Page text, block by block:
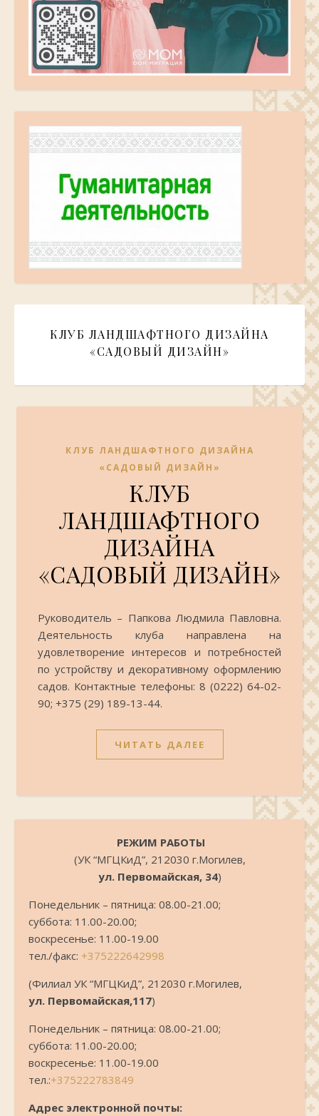
КЛУБ ЛАНДШАФТНОГО ДИЗАЙНА
«САДОВЫЙ ДИЗАЙН»
КЛУБ ЛАНДШАФТНОГО ДИЗАЙНА
«САДОВЫЙ ДИЗАЙН»
КЛУБ
ЛАНДШАФТНОГО
ДИЗАЙНА
«САДОВЫЙ ДИЗАЙН»
Руководитель – Папкова Людмила Павловна.
Деятельность клуба направлена на
удовлетворение интересов и потребностей
по устройству и декоративному оформлению
садов. Контактные телефоны: 8 (0222) 64-02-
90; +375 (29) 189-13-44.
ЧИТАТЬ ДАЛЕЕ
.РЕЖИМ РАБОТЫ
(УК “МГЦКиД”, 212030 г.Могилев,
ул. Первомайская, 34)
Понедельник – пятница: 08.00-21.00;
суббота: 11.00-20.00;
воскресенье: 11.00-19.00
тел./факс: +375222642998
(Филиал УК “МГЦКиД”, 212030 г.Могилев,
ул. Первомайская,117)
Понедельник – пятница: 08.00-21.00;
суббота: 11.00-20.00;
воскресенье: 11.00-19.00
тел.:+375222783849
Адрес электронной почты: